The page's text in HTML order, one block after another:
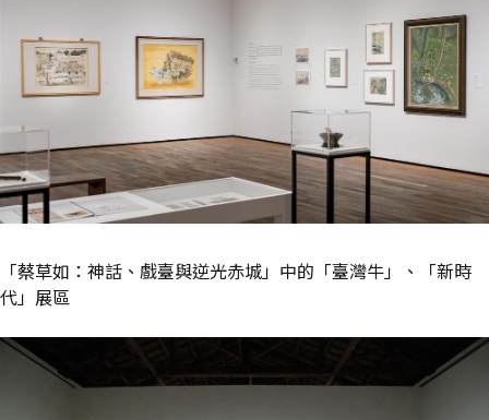
「蔡草如：神話、戲臺與逆光赤城」中的「臺灣牛」、「新時
代」展區